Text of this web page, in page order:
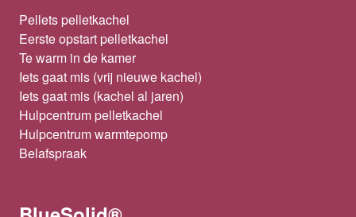
Pellets pelletkachel
Eerste opstart pelletkachel
Te warm in de kamer
Iets gaat mis (vrij nieuwe kachel)
Iets gaat mis (kachel al jaren)
Hulpcentrum pelletkachel
Hulpcentrum warmtepomp
Belafspraak